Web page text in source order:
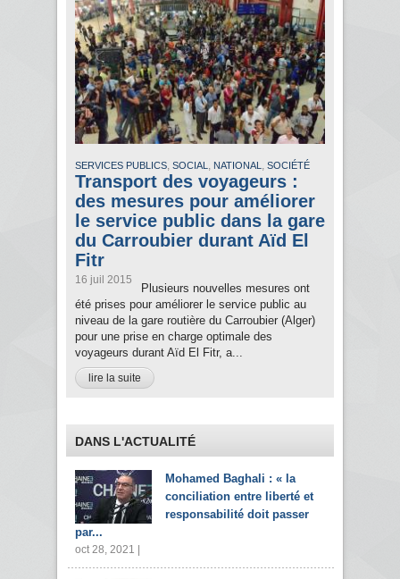
SERVICES PUBLICS, SOCIAL , NATIONAL , SOCIÉTÉ
Transport des voyageurs :
des mesures pour améliorer
le service public dans la gare
du Carroubier durant Aïd El
Fitr
16 juil 2015
Plusieurs nouvelles mesures ont
été prises pour améliorer le service public au
niveau de la gare routière du Carroubier (Alger)
pour une prise en charge optimale des
voyageurs durant Aïd El Fitr, a...
lire la suite
DANS L'ACTUALITÉ
Mohamed Baghali : « la
conciliation entre liberté et
responsabilité doit passer
par...
oct 28, 2021 |